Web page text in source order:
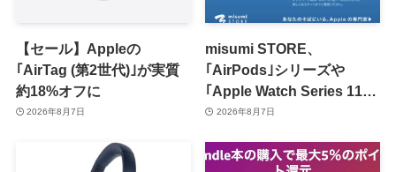
【セール】Appleの
｢AirTag (第2世代)｣が実質
約18%オフに
2026年8月7日
misumi STORE、
｢AirPods｣シリーズや
｢Apple Watch Series 11｣
のセールを開催中
2026年8月7日